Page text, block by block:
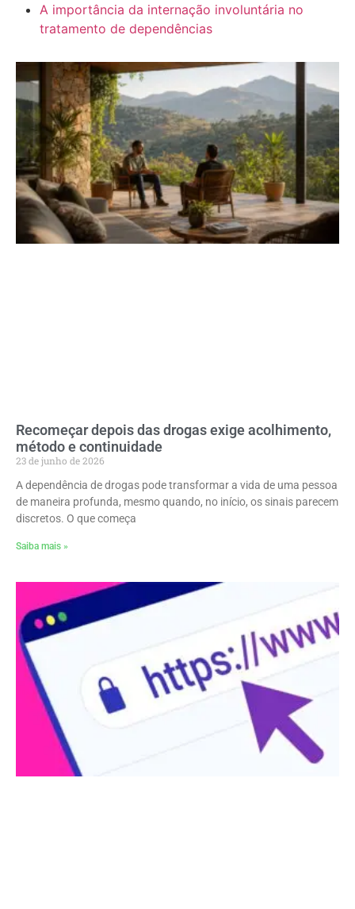
A importância da internação involuntária no
tratamento de dependências
Recomeçar depois das drogas exige acolhimento,
método e continuidade
23 de junho de 2026
A dependência de drogas pode transformar a vida de uma pessoa
de maneira profunda, mesmo quando, no início, os sinais parecem
discretos. O que começa
Saiba mais »